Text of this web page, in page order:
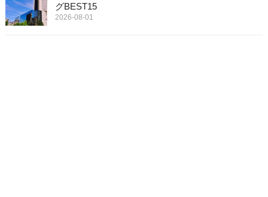
グBEST15
2026-08-01